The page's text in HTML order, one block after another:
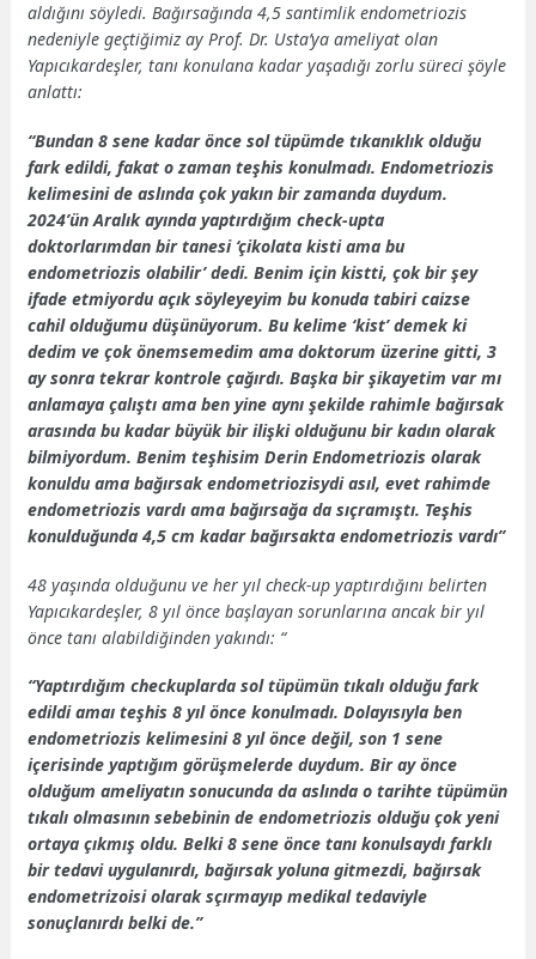
aldığını söyledi. Bağırsağında 4,5 santimlik endometriozis
nedeniyle geçtiğimiz ay Prof. Dr. Usta’ya ameliyat olan
Yapıcıkardeşler, tanı konulana kadar yaşadığı zorlu süreci şöyle
anlattı:
“Bundan 8 sene kadar önce sol tüpümde tıkanıklık olduğu
fark edildi, fakat o zaman teşhis konulmadı. Endometriozis
kelimesini de aslında çok yakın bir zamanda duydum.
2024’ün Aralık ayında yaptırdığım check-upta
doktorlarımdan bir tanesi ‘çikolata kisti ama bu
endometriozis olabilir’ dedi. Benim için kistti, çok bir şey
ifade etmiyordu açık söyleyeyim bu konuda tabiri caizse
cahil olduğumu düşünüyorum. Bu kelime ‘kist’ demek ki
dedim ve çok önemsemedim ama doktorum üzerine gitti, 3
ay sonra tekrar kontrole çağırdı. Başka bir şikayetim var mı
anlamaya çalıştı ama ben yine aynı şekilde rahimle bağırsak
arasında bu kadar büyük bir ilişki olduğunu bir kadın olarak
bilmiyordum. Benim teşhisim Derin Endometriozis olarak
konuldu ama bağırsak endometriozisydi asıl, evet rahimde
endometriozis vardı ama bağırsağa da sıçramıştı. Teşhis
konulduğunda 4,5 cm kadar bağırsakta endometriozis vardı”
48 yaşında olduğunu ve her yıl check-up yaptırdığını belirten
Yapıcıkardeşler, 8 yıl önce başlayan sorunlarına ancak bir yıl
önce tanı alabildiğinden yakındı: “
“Yaptırdığım checkuplarda sol tüpümün tıkalı olduğu fark
edildi amaı teşhis 8 yıl önce konulmadı. Dolayısıyla ben
endometriozis kelimesini 8 yıl önce değil, son 1 sene
içerisinde yaptığım görüşmelerde duydum. Bir ay önce
olduğum ameliyatın sonucunda da aslında o tarihte tüpümün
tıkalı olmasının sebebinin de endometriozis olduğu çok yeni
ortaya çıkmış oldu. Belki 8 sene önce tanı konulsaydı farklı
bir tedavi uygulanırdı, bağırsak yoluna gitmezdi, bağırsak
endometrizoisi olarak sçırmayıp medikal tedaviyle
sonuçlanırdı belki de.”